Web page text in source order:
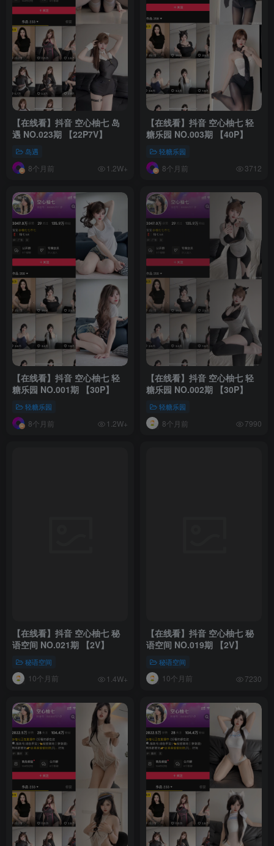
【在线看】抖音 空心柚七 岛
遇 NO.023期 【22P7V】
岛遇
8个月前 1.2W+
【在线看】抖音 空心柚七 轻
糖乐园 NO.003期 【40P】
轻糖乐园
8个月前 3712
【在线看】抖音 空心柚七 轻
糖乐园 NO.001期 【30P】
轻糖乐园
8个月前 1.2W+
【在线看】抖音 空心柚七 轻
糖乐园 NO.002期 【30P】
轻糖乐园
8个月前 7990
【在线看】抖音 空心柚七 秘
语空间 NO.021期 【2V】
秘语空间
10个月前 1.4W+
【在线看】抖音 空心柚七 秘
语空间 NO.019期 【2V】
秘语空间
10个月前 7230